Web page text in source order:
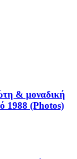
& μοναδική
1988 (Photos)